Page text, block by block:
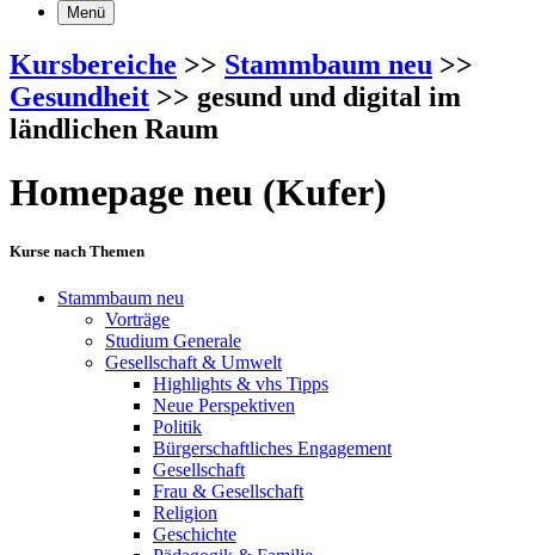
Menü
Kursbereiche >> Stammbaum neu >>
Gesundheit >> gesund und digital im
ländlichen Raum
Homepage neu (Kufer)
Kurse nach Themen
Stammbaum neu
Vorträge
Studium Generale
Gesellschaft & Umwelt
Highlights & vhs Tipps
Neue Perspektiven
Politik
Bürgerschaftliches Engagement
Gesellschaft
Frau & Gesellschaft
Religion
Geschichte